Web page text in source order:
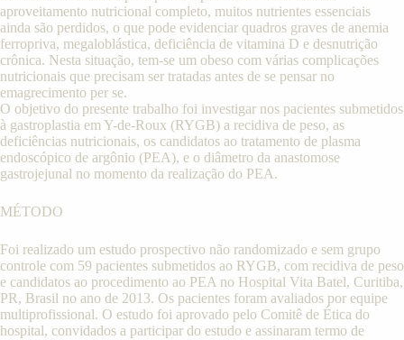
aproveitamento nutricional completo, muitos nutrientes essenciais
ainda são perdidos, o que pode evidenciar quadros graves de anemia
ferropriva, megaloblástica, deficiência de vitamina D e desnutrição
crônica. Nesta situação, tem-se um obeso com várias complicações
nutricionais que precisam ser tratadas antes de se pensar no
emagrecimento per se.
O objetivo do presente trabalho foi investigar nos pacientes submetidos
à gastroplastia em Y-de-Roux (RYGB) a recidiva de peso, as
deficiências nutricionais, os candidatos ao tratamento de plasma
endoscópico de argônio (PEA), e o diâmetro da anastomose
gastrojejunal no momento da realização do PEA.
MÉTODO
Foi realizado um estudo prospectivo não randomizado e sem grupo
controle com 59 pacientes submetidos ao RYGB, com recidiva de peso
e candidatos ao procedimento ao PEA no Hospital Vita Batel, Curitiba,
PR, Brasil no ano de 2013. Os pacientes foram avaliados por equipe
multiprofissional. O estudo foi aprovado pelo Comitê de Ética do
hospital, convidados a participar do estudo e assinaram termo de